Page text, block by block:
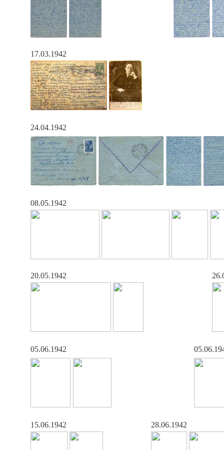
17.03.1942
24.04.1942
08.05.1942
20.05.1942
05.06.1942
15.06.1942 28.06.1942